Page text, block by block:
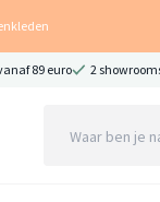
89 euro 2